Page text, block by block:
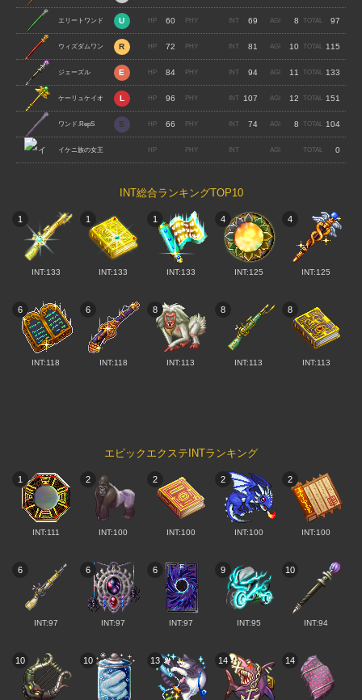
エリートワンド 60 69 8 97
ウィズダムワン
ド
72 81 10 115
ジェーズル 84 94 11 133
ケーリュケイオ
ン
96 107 12 151
ワンド.RepS 66 74 8 104
イケニ族の女王 0
INT総合ランキングTOP10
1
INT:133
1
INT:133
1
INT:133
4
INT:125
4
INT:125
6
INT:118
6
INT:118
8
INT:113
8
INT:113
8
INT:113
エピックエクステINTランキング
1
INT:111
2
INT:100
2
INT:100
2
INT:100
2
INT:100
6
INT:97
6
INT:97
6
INT:97
9
INT:95
10
INT:94
10 10 13 14 14